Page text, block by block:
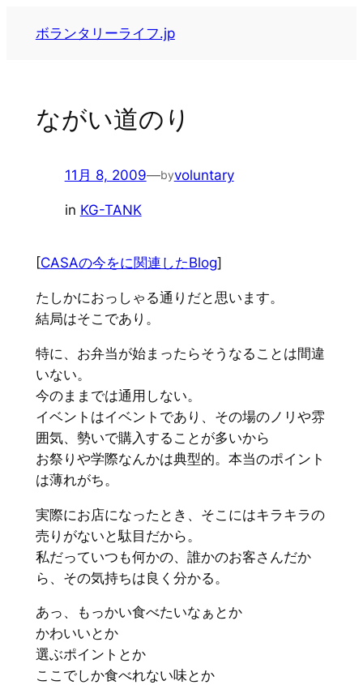
ボランタリーライフ.jp
ながい道のり
11月 8, 2009—byvoluntary
in KG-TANK
[CASAの今をに関連したBlog]
たしかにおっしゃる通りだと思います。
結局はそこであり。
特に、お弁当が始まったらそうなることは間違
いない。
今のままでは通用しない。
イベントはイベントであり、その場のノリや雰
囲気、勢いで購入することが多いから
お祭りや学際なんかは典型的。本当のポイント
は薄れがち。
実際にお店になったとき、そこにはキラキラの
売りがないと駄目だから。
私だっていつも何かの、誰かのお客さんだか
ら、その気持ちは良く分かる。
あっ、もっかい食べたいなぁとか
かわいいとか
選ぶポイントとか
ここでしか食べれない味とか